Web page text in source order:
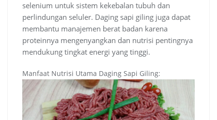
selenium untuk sistem kekebalan tubuh dan
perlindungan seluler. Daging sapi giling juga dapat
membantu manajemen berat badan karena
proteinnya mengenyangkan dan nutrisi pentingnya
mendukung tingkat energi yang tinggi.
Manfaat Nutrisi Utama Daging Sapi Giling: